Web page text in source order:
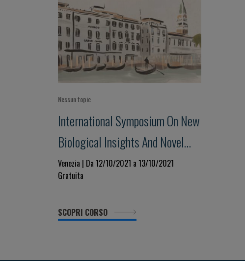
Nessun topic
International Symposium On New
Biological Insights And Novel
Drugs In Acute Leukemia
Venezia | Da 12/10/2021 a 13/10/2021
Gratuita
SCOPRI CORSO